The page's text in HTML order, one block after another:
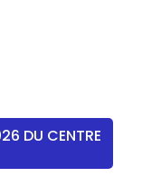
DU CENTRE